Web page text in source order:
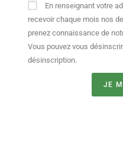
En renseignant votre
recevoir chaque mois nos
prenez connaissance de
Vous pouvez vous
désinscription.
JE